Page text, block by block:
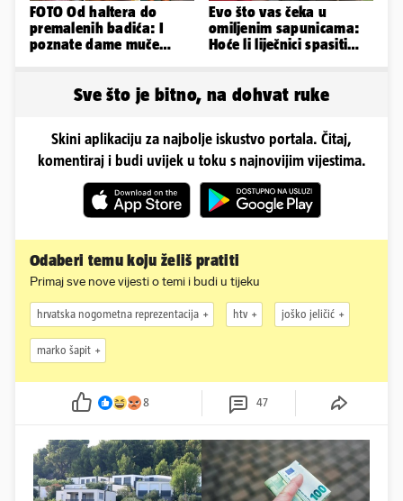
FOTO Od haltera do
premalenih badića: I
poznate dame muče
Evo što vas čeka u
omiljenim sapunicama:
Hoće li liječnici spasiti
Sve što je bitno, na dohvat ruke
Skini aplikaciju za najbolje iskustvo portala. Čitaj,
komentiraj i budi uvijek u toku s najnovijim vijestima.
Odaberi temu koju želiš pratiti
Primaj sve nove vijesti o temi i budi u tijeku
hrvatska nogometna reprezentacija htv joško jeličić
marko šapit
8 47